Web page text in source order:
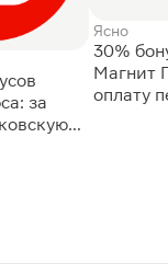
за
Ясно
30%
Магнит
оплату